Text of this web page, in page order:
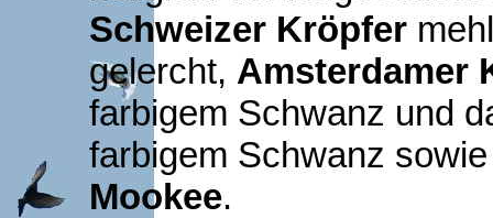
Schweizer Kröpfer
gelercht, Amsterdamer
farbigem Schwanz und
farbigem Schwanz
Mookee.